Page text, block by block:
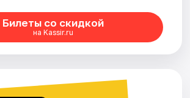
Билеты со скидкой
на Kassir.ru